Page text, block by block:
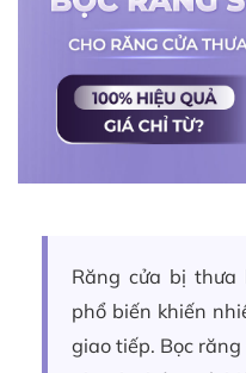
Răng cửa bị
phổ biến khiến
giao tiếp. Bọc